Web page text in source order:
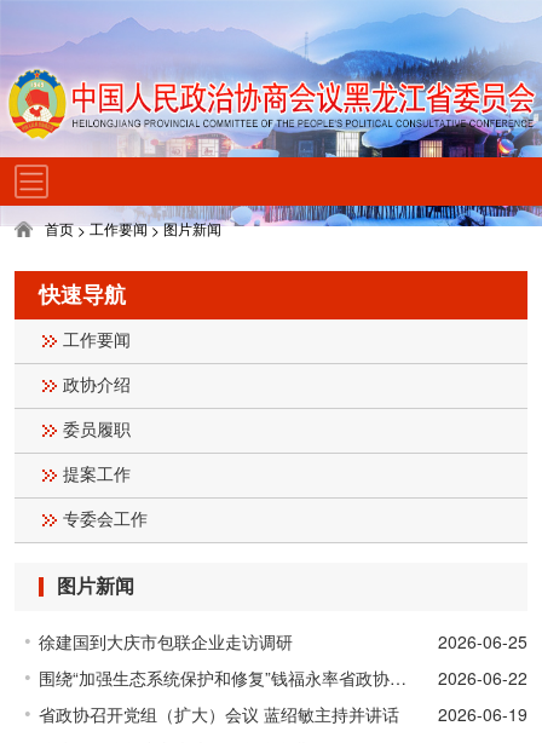
首页>工作要闻>图片新闻
快速导航
工作要闻
政协介绍
委员履职
提案工作
专委会工作
图片新闻
徐建国到大庆市包联企业走访调研
2026-06-25
围绕“加强生态系统保护和修复”钱福永率省政协调研组赴内蒙古自治区、甘肃省开展专题调研
2026-06-22
省政协召开党组（扩大）会议 蓝绍敏主持并讲话
2026-06-19